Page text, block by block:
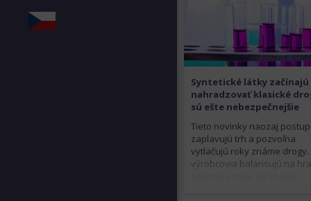
Syntetické látky začínajú
nahradzovať klasické
sú ešte nebezpečnejšie
Tieto novinky naozaj
zaplavujú trh a pozvoľna
vytlačujú roky známe drogy.
výrobcovia balansujú na